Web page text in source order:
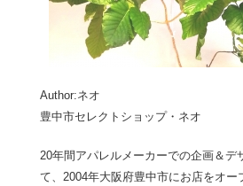
Author:ネオ
豊中市セレクトショップ・ネオ
20年間アパレルメーカーでの企画＆デ
て、2004年大阪府豊中市にお店をオー